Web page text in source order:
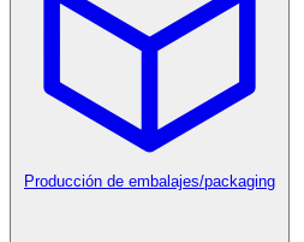
Producción de embalajes/packaging